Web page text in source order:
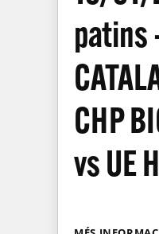
patins
CHP
vs UE